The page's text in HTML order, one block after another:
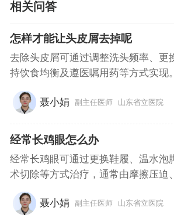
相关问答
怎样才能让头皮屑去掉呢
去除头皮屑可通过调整洗头频率、更
持饮食均衡及遵医嘱用药等方式实现
聂小娟 副主任医师 山东省立医院
经常长鸡眼怎么办
经常长鸡眼可通过更换鞋履、温水泡
术切除等方式治疗，通常由摩擦压迫
聂小娟 副主任医师 山东省立医院